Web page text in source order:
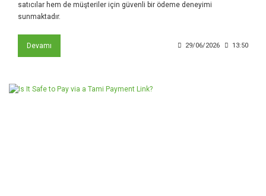
satıcılar hem de müşteriler için güvenli bir ödeme deneyimi
sunmaktadır.
Devamı 29/06/2026 13:50